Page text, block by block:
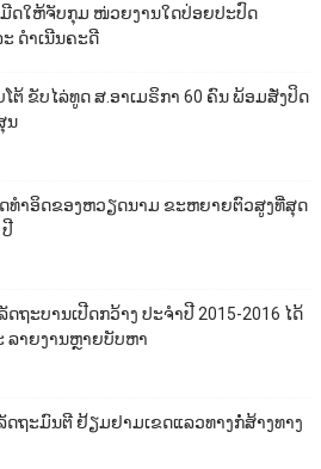
ດໃຫ້ຈັບກຸມ ໜ່ວຍງານໃດປ່ອຍປະປົດ
ດຳເນີນຄະດີ
ຕ້ ຂັບໄລ່ທູດ ສ.ອາເມຣິກາ 60 ຄົນ ພ້ອມສັ່ງປິດ
ນ
ດທຳອິດຂອງຫວຽດນາມ ຂະຫຍາຍຕົວສູງທີ່ສຸດ
ຖະບານເປີດກວ້າງ ປະຈຳປີ 2015-2016 ໄດ້
ລາຍງານຫຼາຍບັບຫາ
ດຖະມົນຕີ ຢ້ຽມຢາມເຂດແລວທາງກໍ່ສ້າງທາງ